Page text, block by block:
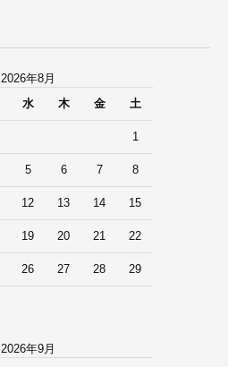
2026年8月
水 木 金 土
1
5 6 7 8
12 13 14 15
19 20 21 22
26 27 28 29
2026年9月